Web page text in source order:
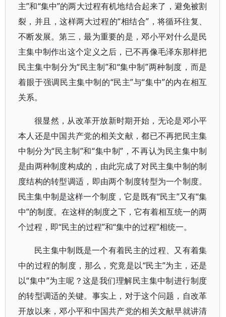
主”和“集中”的两大过程有机地结合起来了，避免被割
裂，并且，这样两大过程的“相结合”，将循环往复、
不断发展。第三，最为重要的是，邓小平对什么是民
主集中制作出这个定义之后，已不再像毛泽东那样把
民主集中制分为“民主制”和“集中制”两种制度，而是
着眼于强调民主集中制的“民主”与“集中”的内在相互
关系。
很显然，从改革开放新时期开始，无论是邓小平
本人还是中国共产党的相关文献，都已不再把民主集
中制分为“民主制”和“集中制”，不再认为民主集中制
是由两种制度构成的，由此完成了对民主集中制的制
度结构的转型调适，即由两个制度转型为一个制度。
民主集中制是这样一个制度，它是既有“民主”又有“集
中”的制度。在这样的制度之下，它有着相互统一的两
个过程，即“民主的过程”和“集中的过程”相统一。
民主集中制既是一个有着民主的过程、又有着集
中的过程的制度，那么，究竟是以“民主”为主，还是
以“集中”为主呢？这是我们理解民主集中制进行制度
的转型调适的关键。事实上，对于这个问题，自改革
开放以来，邓小平和中国共产党的相关文献早就讲清